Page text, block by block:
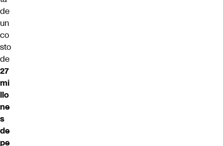
de
un
co
sto
de
27
mi
llo
ne
s
de
pe